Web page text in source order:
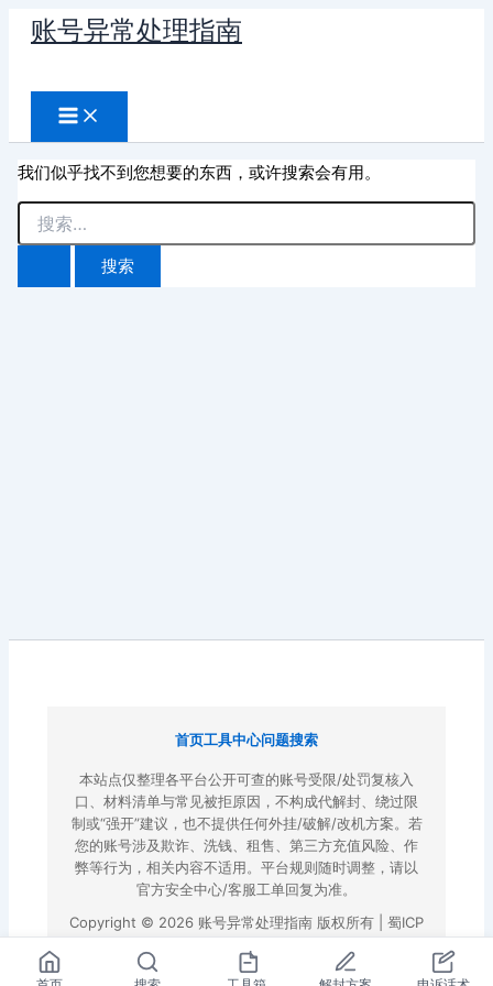
账号异常处理指南
索
我们似乎找不到您想要的东西，或许搜索会有用。
搜
索：
首页工具中心问题搜索
本站点仅整理各平台公开可查的账号受限/处罚复核入
口、材料清单与常见被拒原因，不构成代解封、绕过限
制或“强开”建议，也不提供任何外挂/破解/改机方案。若
您的账号涉及欺诈、洗钱、租售、第三方充值风险、作
弊等行为，相关内容不适用。平台规则随时调整，请以
官方安全中心/客服工单回复为准。
Copyright © 2026 账号异常处理指南 版权所有 | 蜀ICP